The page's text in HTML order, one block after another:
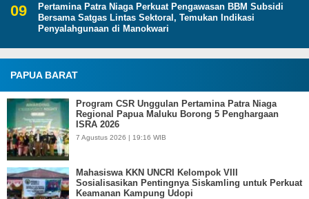
Pertamina Patra Niaga Perkuat Pengawasan BBM Subsidi
Bersama Satgas Lintas Sektoral, Temukan Indikasi
Penyalahgunaan di Manokwari
PAPUA BARAT
Program CSR Unggulan Pertamina Patra Niaga
Regional Papua Maluku Borong 5 Penghargaan
ISRA 2026
7 Agustus 2026 | 19:16 WIB
Mahasiswa KKN UNCRI Kelompok VIII
Sosialisasikan Pentingnya Siskamling untuk Perkuat
Keamanan Kampung Udopi